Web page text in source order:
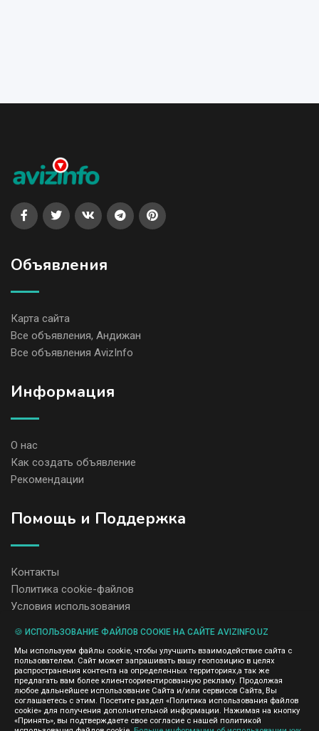
Объявления
Карта сайта
Все объявления, Андижан
Все объявления AvizInfo
Информация
О нас
Как создать объявление
Рекомендации
Помощь и Поддержка
Контакты
Политика cookie-файлов
Условия использования
содержание размещенных объявлений.
Мы ценим конфиденциальность наших пользователей. Мы не
передаем и не продаем личную информацию зарегистрированных
пользователей AvizInfo.uz третьим лицам. Мы не отвечаем за
правила конфиденциальности сайтов на которые ссылается
AvizInfo.uz. На некоторых страницах нашего сайта представлена
реклама Google Adsense Advertising Network. Чтобы узнать
🍪 ИСПОЛЬЗОВАНИЕ ФАЙЛОВ COOKIE НА САЙТЕ AVIZINFO.UZ
Мы используем файлы cookie, чтобы улучшить взаимодействие сайта с
пользователем. Сайт может запрашивать вашу геопозицию в целях
распространения контента на определенных территориях,а так же
предлагать вам более клиентоориентированную рекламу. Продолжая
любое дальнейшее использование Сайта и/или сервисов Сайта, Вы
соглашаетесь с этим. Посетите раздел «Политика использования файлов
cookie» для получения дополнительной информации. Нажимая на кнопку
«Принять», вы подтверждаете свое согласие с нашей политикой